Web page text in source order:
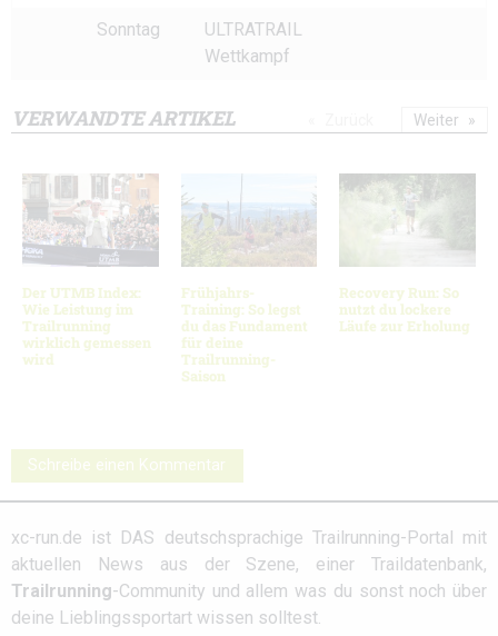
Sonntag
ULTRATRAIL
Wettkampf
VERWANDTE ARTIKEL
Der UTMB Index:
Wie Leistung im
Trailrunning
wirklich gemessen
wird
Frühjahrs-
Training: So legst
du das Fundament
für deine
Trailrunning-
Saison
Recovery Run: So
nutzt du lockere
Läufe zur Erholung
Weiter
Schreibe einen Kommentar
xc-run.de ist DAS deutschsprachige Trailrunning-Portal mit
aktuellen News aus der Szene, einer Traildatenbank,
Trailrunning-Community und allem was du sonst noch über
deine Lieblingssportart wissen solltest.